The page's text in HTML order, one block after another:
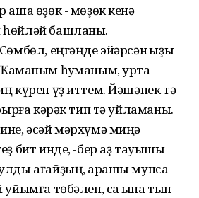
аша өҙөк - мөҙөк кенә
башланы.
еңгәңде эйәрсән ҡыҙы
һуҡманым, уртаҡ
күреп үҙ иттем. Йәшәнек тә
кәрәк тип тә уйламаныҡ.
әсәй мәрхүмә миңә
бит инде, -бер аҙ тауышы
ағайҙың, ҡарашы мунса
уйымға төбәлеп, саҡ ҡына тын